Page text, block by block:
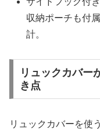
収納ポーチも付
計。
リュックカバー
き点
リュックカバーを使